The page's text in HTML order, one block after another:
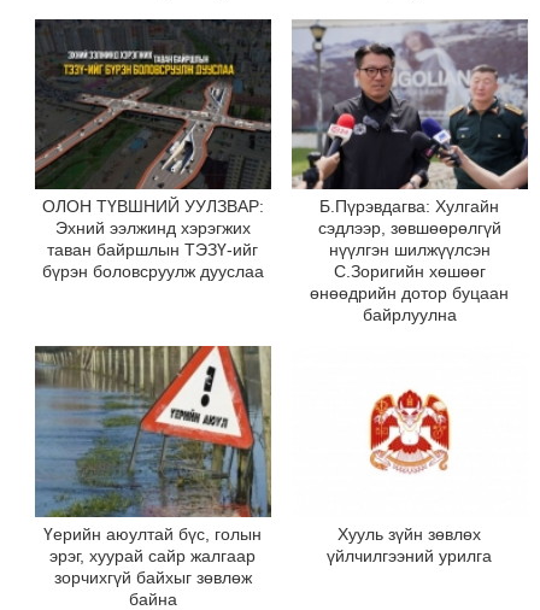
ОЛОН ТҮВШНИЙ УУЛЗВАР:
Эхний ээлжинд хэрэгжих
таван байршлын ТЭЗҮ-ийг
бүрэн боловсруулж дууслаа
Б.Пүрэвдагва: Хулгайн
сэдлээр, зөвшөөрөлгүй
нүүлгэн шилжүүлсэн
С.Зоригийн хөшөөг
өнөөдрийн дотор буцаан
байрлуулна
Үерийн аюултай бүс, голын
эрэг, хуурай сайр жалгаар
зорчихгүй байхыг зөвлөж
байна
Хууль зүйн зөвлөх
үйлчилгээний урилга